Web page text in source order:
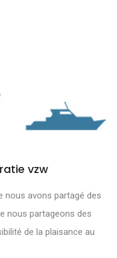
vzw
nous avons partagé des
nous partageons des
de la plaisance au